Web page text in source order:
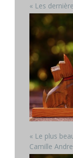
« Les
« Le plus
Camille